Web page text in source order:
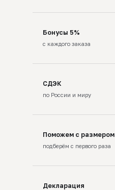
Бонусы 5%
с каждого заказа
СДЭК
по России и миру
Поможем с размером
подберём с первого раза
Декларация